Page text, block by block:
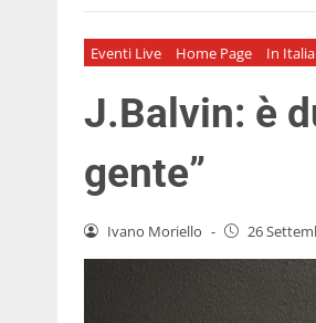
Eventi Live Home Page In Italia
J.Balvin: è
gente”
Ivano Moriello - 26